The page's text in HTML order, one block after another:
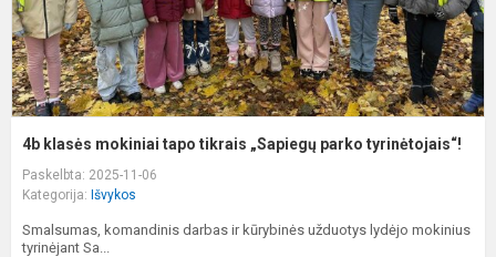
4b klasės mokiniai tapo tikrais „Sapiegų parko tyrinėtojais“!
Paskelbta: 2025-11-06
Kategorija: Išvykos
Smalsumas, komandinis darbas ir kūrybinės užduotys lydėjo mokinius
tyrinėjant Sa...